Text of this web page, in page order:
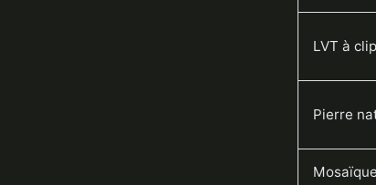
LVT à
Pierre